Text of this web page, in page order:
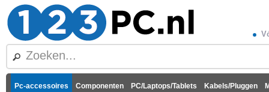
Pc-accessoires Componenten PC/Laptops/Tablets Kabels/Pluggen